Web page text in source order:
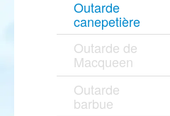
Outarde
canepetière
Outarde de
Macqueen
Outarde
barbue